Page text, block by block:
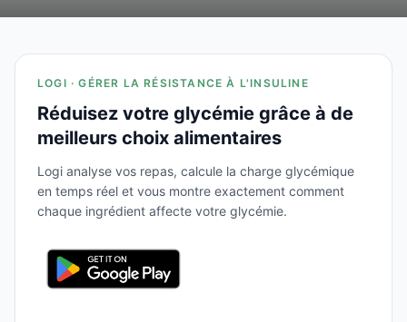
LOGI · GÉRER LA RÉSISTANCE À L'INSULINE
Réduisez votre glycémie grâce à de
meilleurs choix alimentaires
Logi analyse vos repas, calcule la charge glycémique
en temps réel et vous montre exactement comment
chaque ingrédient affecte votre glycémie.